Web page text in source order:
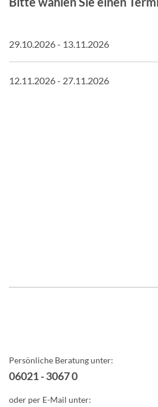
29.10.2026 - 13.11.2026
12.11.2026 - 27.11.2026
Persönliche Beratung unter:
06021 - 3067 0
oder per E-Mail unter: